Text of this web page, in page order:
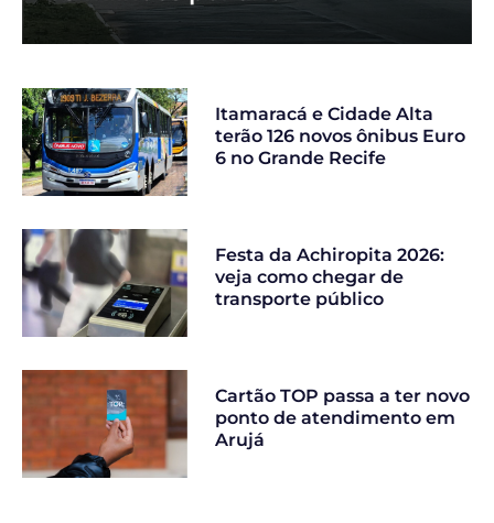
Itamaracá e Cidade Alta
terão 126 novos ônibus Euro
6 no Grande Recife
Festa da Achiropita 2026:
veja como chegar de
transporte público
Cartão TOP passa a ter novo
ponto de atendimento em
Arujá